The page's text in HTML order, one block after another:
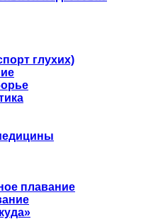
глухих)
плавание